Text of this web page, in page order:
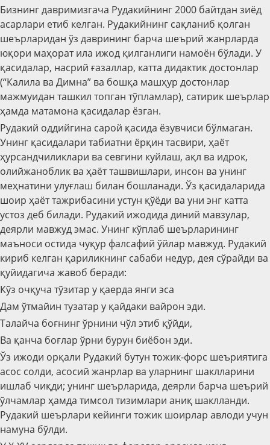
Бизнинг давримизгача Рудакийнинг 2000 байтдан зиёд
асарлари етиб келган. Рудакийнинг сақланиб қолган
шеърларидан ўз даврининг барча шеърий жанрларда
юқори маҳорат ила ижод қилганлиги намоён бўлади. У
қасидалар, насрий ғазаллар, катта дидактик достонлар
(“Калила ва Димна” ва бошқа машҳур достонлар
мажмуидан ташкил топган тўпламлар), сатирик шеърлар
ҳамда матамона қасидалар ёзган.
Рудакий оддийгина сарой қасида ёзувчиси бўлмаган.
Унинг қасидалари табиатни ёрқин тасвири, ҳаёт
ҳурсандчиликлари ва севгини куйлаш, ақл ва идрок,
олийжаноблик ва ҳаёт ташвишлари, инсон ва унинг
меҳнатини улуғлаш билан бошланади. Ўз қасидаларида
шоир ҳаёт тажрибасини устун қўёди ва уни энг катта
устоз деб билади. Рудакий ижодида диний мавзулар,
деярли мавжуд эмас. Унинг кўплаб шеърларининг
маъноси остида чуқур фалсафий ўйлар мавжуд. Рудакий
кириб келган қариликнинг сабаби недур, дея сўрайди ва
қуйидагича жавоб беради:
Кўз очқуча тўзитар у қаерда янги эса
Дам ўтмайин тузатар у қайдаки вайрон эди.
Талайча боғнинг ўрнини чўл этиб қўйди,
Ва қанча боғлар ўрни бурун биёбон эди.
Ўз ижоди орқали Рудакий бутун тожик-форс шеъриятига
асос солди, асосий жанрлар ва уларнинг шаклларини
ишлаб чиқди; унинг шеърларида, деярли барча шеърий
ўлчамлар ҳамда тимсол тизимлари аниқ шаклланди.
Рудакий шеърлари кейинги тожик шоирлар авлоди учун
намуна бўлди.